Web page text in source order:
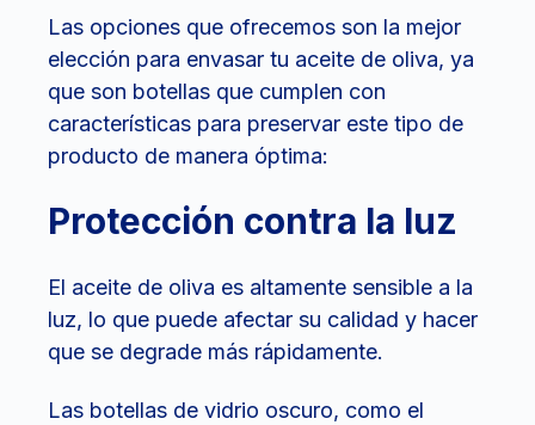
Las opciones que ofrecemos son la mejor
elección para envasar tu aceite de oliva, ya
que son botellas que cumplen con
características para preservar este tipo de
producto de manera óptima:
Protección contra la luz
El aceite de oliva es altamente sensible a la
luz, lo que puede afectar su calidad y hacer
que se degrade más rápidamente.
Las botellas de vidrio oscuro, como el